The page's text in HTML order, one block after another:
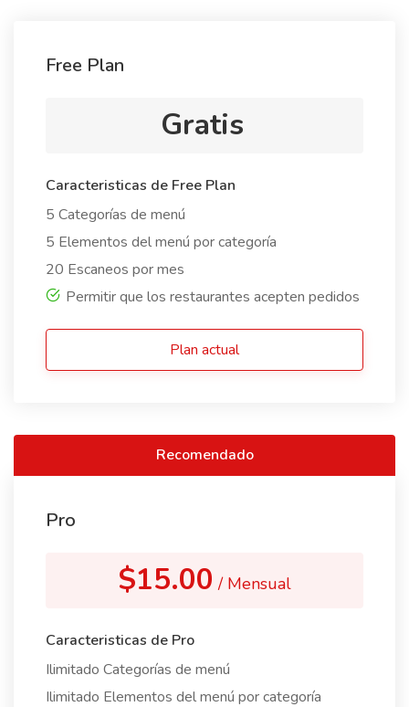
Free Plan
Gratis
Caracteristicas de Free Plan
5 Categorías de menú
5 Elementos del menú por categoría
20 Escaneos por mes
Permitir que los restaurantes acepten pedidos
Plan actual
Recomendado
Pro
$15.00 / Mensual
Caracteristicas de Pro
Ilimitado Categorías de menú
Ilimitado Elementos del menú por categoría